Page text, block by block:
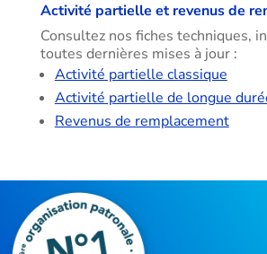
Activité partielle et revenus de
Consultez nos fiches techniques,
toutes dernières mises à jour :
Activité partielle classique
Activité partielle de longue
Revenus de remplacement